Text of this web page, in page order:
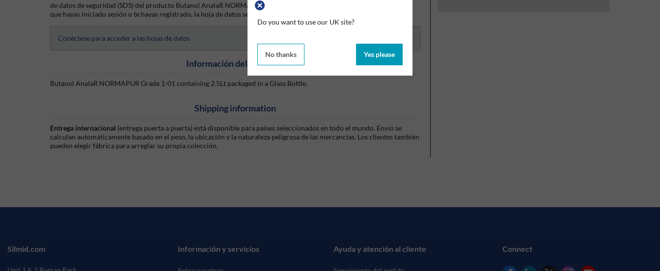
Do you want to use our UK site?
No thanks Yes please
de datos de seguridad (SDS) del producto Butanol AnalaR NORMAPUR® Grade 2.5Lt Glass Bottle desde Silmid. Una vez
que hayas iniciado sesión o te hayas registrado, la hoja de datos será visible para su descarga.
Conéctese para acceder a las hojas de datos
Información del producto
Butanol AnalaR NORMAPUR Grade 1-01 containing 2.5Lt packaged in a Glass Bottle.
Shipping information
Entrega internacional (entrega puerta a puerta) está disponible para países seleccionados en todo el mundo. Envío se
calculan automáticamente basado en el peso, la ubicación y la naturaleza peligrosa de las mercancías. Los clientes también
pueden elegir fábrica para arreglar su propia colección.
Información y servicios Ayuda y atención al cliente Connect
Silmid.com